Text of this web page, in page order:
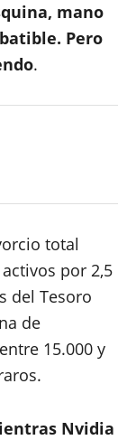
mano
Pero
.
total
por 2,5
del Tesoro
de
15.000 y
Nvidia